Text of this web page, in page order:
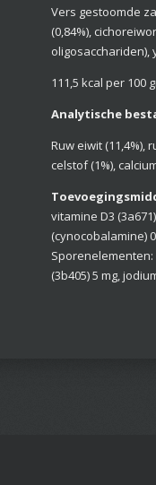
Vers gestoomde
(0,84%),
oligosacchariden),
111,5 kcal per 100
Analytische
Ruw eiwit (11,4%),
celstof (1%),
vitamine D3
(cynocobalamine)
Sporenelementen:
(3b405) 5 mg,